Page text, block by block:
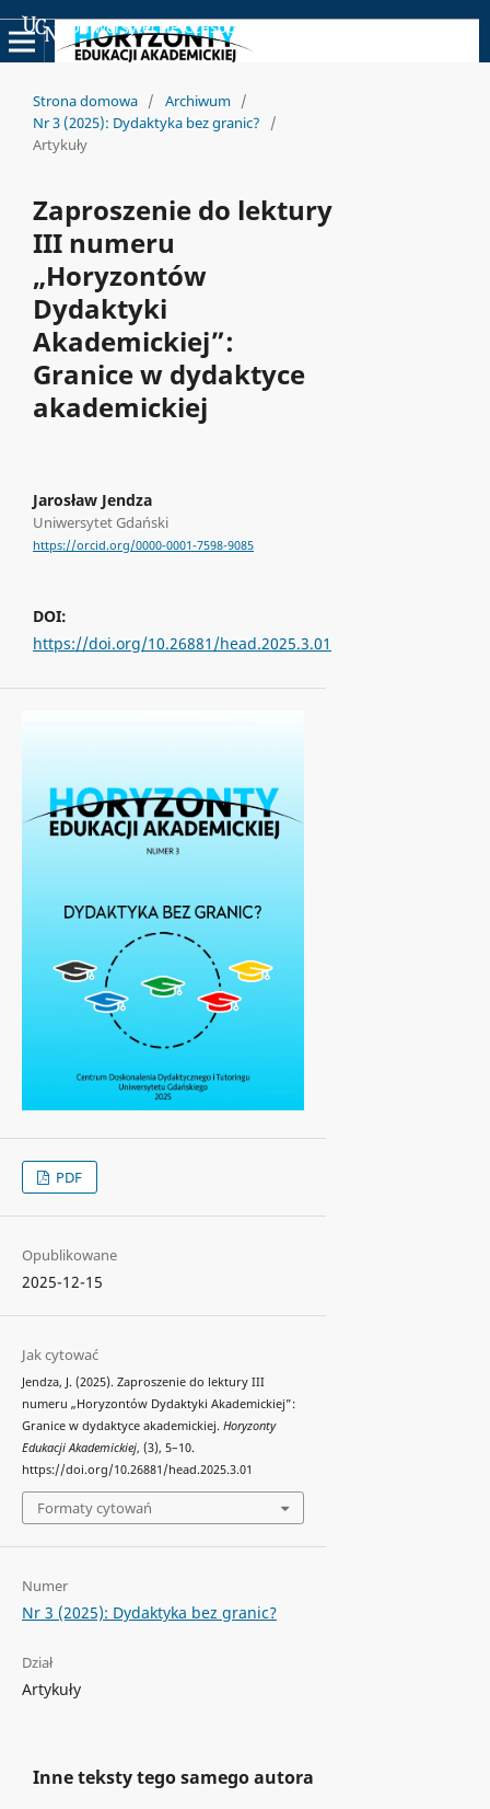
Uniwersyteckie Czasopisma Naukowe
Strona domowa / Archiwum /
Nr 3 (2025): Dydaktyka bez granic?
/
Artykuły
Zaproszenie do lektury
III numeru
„Horyzontów
Dydaktyki
Akademickiej”:
Granice w dydaktyce
akademickiej
Jarosław Jendza
Uniwersytet Gdański
https://orcid.org/0000-0001-7598-9085
DOI:
https://doi.org/10.26881/head.2025.3.01
PDF
Opublikowane
2025-12-15
Jak cytować
Jendza, J. (2025). Zaproszenie do lektury III
numeru „Horyzontów Dydaktyki Akademickiej”:
Granice w dydaktyce akademickiej. Horyzonty
Edukacji Akademickiej, (3), 5–10.
https://doi.org/10.26881/head.2025.3.01
Formaty cytowań
Numer
Nr 3 (2025): Dydaktyka bez granic?
Dział
Artykuły
Inne teksty tego samego autora